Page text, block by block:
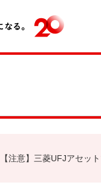
【注意】三菱UFJアセッ